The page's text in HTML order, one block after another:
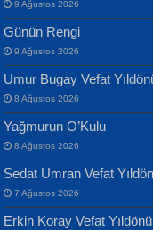
MUSTAFA
Yarına İz Bırakmak...
ATİLLA ÖZEN
Sultan Olmadan
Yılmaz Ekinci
Geceye Söylenen...
Banu Sancak
Defterimden İçeri...
9 Ağustos 2026
Günün Rengi
9 Ağustos 2026
Umur Bugay Vefat
8 Ağustos 2026
Yağmurun O’Kulu
8 Ağustos 2026
Sedat Umran Vefat
7 Ağustos 2026
Erkin Koray Vefat